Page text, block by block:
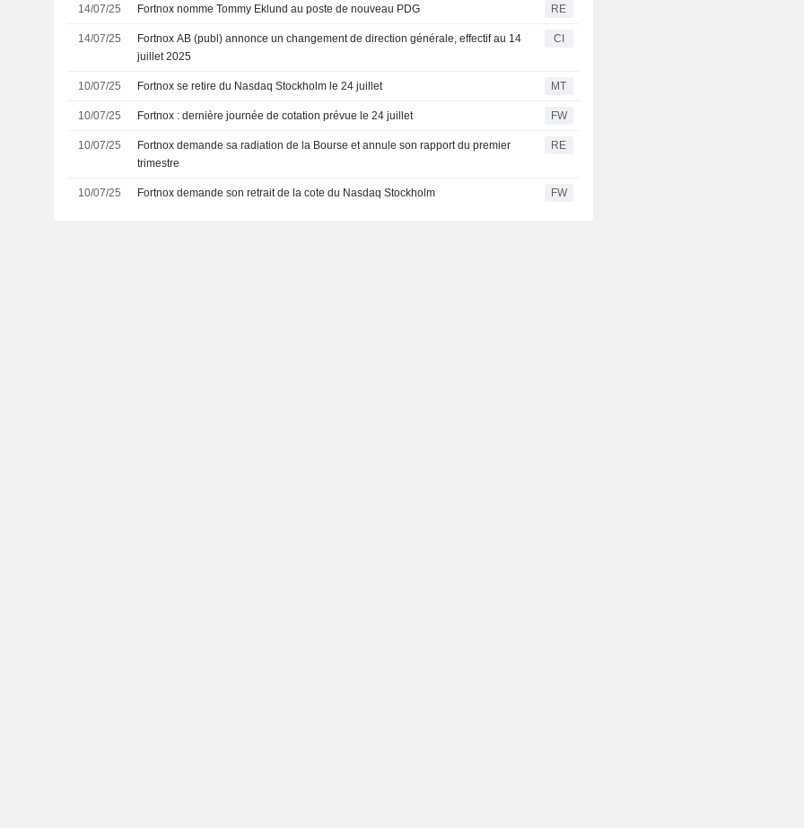
14/07/25 Fortnox nomme Tommy Eklund au poste de nouveau PDG RE
14/07/25
Fortnox AB (publ) annonce un changement de direction générale, effectif au 14
juillet 2025
CI
10/07/25 Fortnox se retire du Nasdaq Stockholm le 24 juillet MT
10/07/25 Fortnox : dernière journée de cotation prévue le 24 juillet FW
10/07/25
Fortnox demande sa radiation de la Bourse et annule son rapport du premier
trimestre
RE
10/07/25 Fortnox demande son retrait de la cote du Nasdaq Stockholm FW